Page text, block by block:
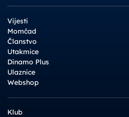
Vijesti
Momčad
Članstvo
Utakmice
Dinamo Plus
Ulaznice
Webshop
Klub